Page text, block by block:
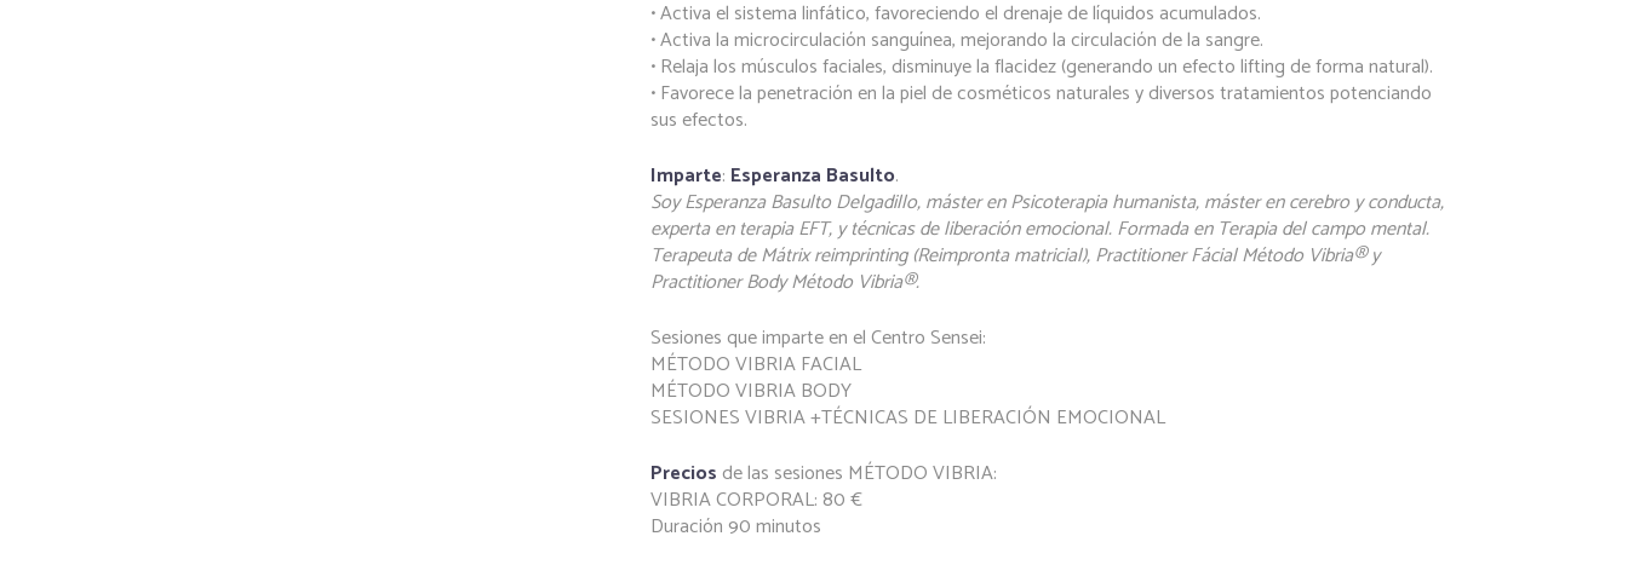
• Activa el sistema linfático, favoreciendo el drenaje de líquidos acumulados.
• Activa la microcirculación sanguínea, mejorando la circulación de la sangre.
• Relaja los músculos faciales, disminuye la flacidez (generando un efecto lifting de forma natural).
• Favorece la penetración en la piel de cosméticos naturales y diversos tratamientos potenciando
sus efectos.
Imparte: Esperanza Basulto.
Soy Esperanza Basulto Delgadillo, máster en Psicoterapia humanista, máster en cerebro y conducta,
experta en terapia EFT, y técnicas de liberación emocional. Formada en Terapia del campo mental.
Terapeuta de Mátrix reimprinting (Reimpronta matricial), Practitioner Fácial Método Vibria® y
Practitioner Body Método Vibria®.
Sesiones que imparte en el Centro Sensei:
MÉTODO VIBRIA FACIAL
MÉTODO VIBRIA BODY
SESIONES VIBRIA +TÉCNICAS DE LIBERACIÓN EMOCIONAL
Precios de las sesiones MÉTODO VIBRIA:
VIBRIA CORPORAL: 80 €
Duración 90 minutos